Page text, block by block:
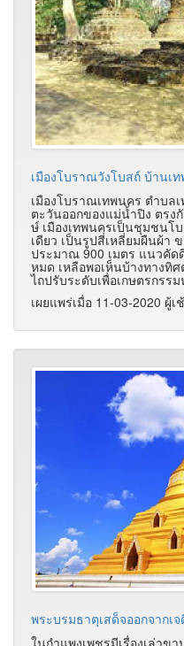
เมืองโบราณวังโบสถ์ บ้านเ
เมืองโบราณเทพนคร ตำบล
ตะวันออกของแม่น้ำปิง ตรง
ษ์ เมืองเทพนครเป็นชุมชน
เดียว เป็นรูปสี่เหลี่ยมผืนผ้า
ประมาณ 900 เมตร แนวคัด
หมด เหลือพอเห็นบ้างทางทิ
ไถปรับระดับเพื่อเกษตรกรร
เผยแพร่เมื่อ 11-03-2020 ผู้
พระบรมธาตุเสด็จออกจาก